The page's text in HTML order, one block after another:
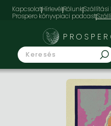
KapcsolatHírlevélRólunkSzállítási
Prospero könyvpiaci podcast